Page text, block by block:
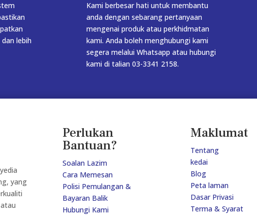
lebih
Kami berbesar hati untuk membantu
anda dengan sebarang pertanyaan
mengenai produk atau perkhidmatan
kami. Anda boleh menghubungi kami
segera melalui Whatsapp atau hubungi
kami di talian 03-3341 2158.
yang
Perlukan
Bantuan?
Soalan Lazim
Cara Memesan
Polisi Pemulangan &
Bayaran Balik
Hubungi Kami
Maklumat
Tentang
kedai
Blog
Peta laman
Dasar Privasi
Terma & Syarat